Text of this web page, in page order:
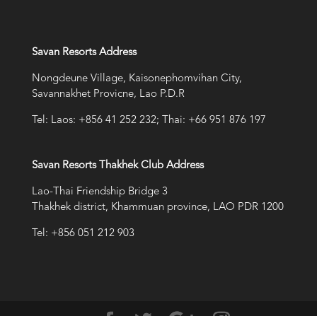
Savan Resorts Address
Nongdeune Village, Kaisonephomvihan City,
Savannakhet Provicne, Lao P.D.R
Tel: Laos: +856 41 252 232; Thai: +66 951 876 197
Savan Resorts Thakhek Club Address
Lao-Thai Friendship Bridge 3
Thakhek district, Khammuan province, LAO PDR 1200
Tel: +856 051 212 903